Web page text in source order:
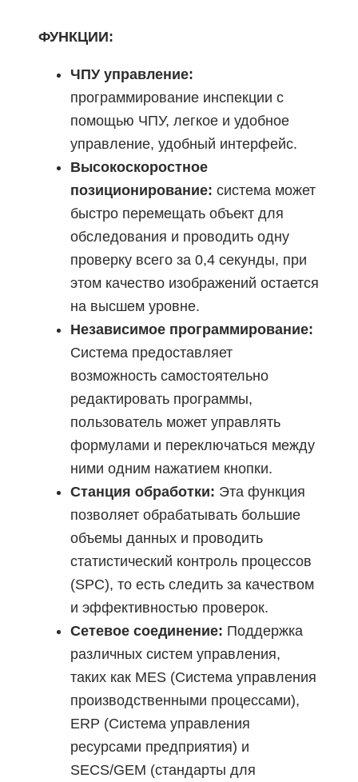
ФУНКЦИИ:
ЧПУ управление:
программирование инспекции с
помощью ЧПУ, легкое и удобное
управление, удобный интерфейс.
Высокоскоростное
позиционирование: система может
быстро перемещать объект для
обследования и проводить одну
проверку всего за 0,4 секунды, при
этом качество изображений остается
на высшем уровне.
Независимое программирование:
Система предоставляет
возможность самостоятельно
редактировать программы,
пользователь может управлять
формулами и переключаться между
ними одним нажатием кнопки.
Станция обработки: Эта функция
позволяет обрабатывать большие
объемы данных и проводить
статистический контроль процессов
(SPC), то есть следить за качеством
и эффективностью проверок.
Сетевое соединение: Поддержка
различных систем управления,
таких как MES (Система управления
производственными процессами),
ERP (Система управления
ресурсами предприятия) и
SECS/GEM (стандарты для